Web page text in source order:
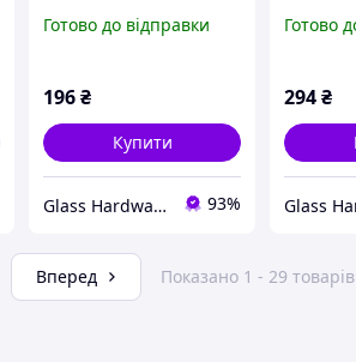
Готово до відправки
196₴
Купити
Glass Hardware 93%
Готово
294₴
Вперед Показано 1 - 29